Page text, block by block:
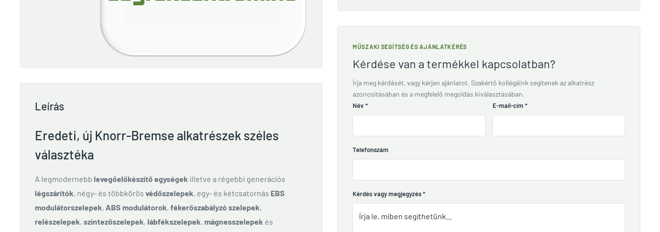
MŰSZAKI SEGÍTSÉG ÉS AJÁNLATKÉRÉS
Kérdése van a termékkel kapcsolatban?
Írja meg kérdését, vagy kérjen ajánlatot. Szakértő kollégáink segítenek az alkatrész
azonosításában és a megfelelő megoldás kiválasztásában.
Név * E-mail-cím *
Telefonszám
Kérdés vagy megjegyzés*
Leírás
Eredeti, új Knorr-Bremse alkatrészek széles
választéka
A legmodernebb levegőelőkészítő egységek illetve a régebbi generációs
légszárítók, négy- és többkörös védőszelepek, egy- és kétcsatornás EBS
modulátorszelepek, ABS modulátorok, fékerőszabályzó szelepek,
relészelepek, szintezőszelepek, lábfékszelepek, mágnesszelepek és